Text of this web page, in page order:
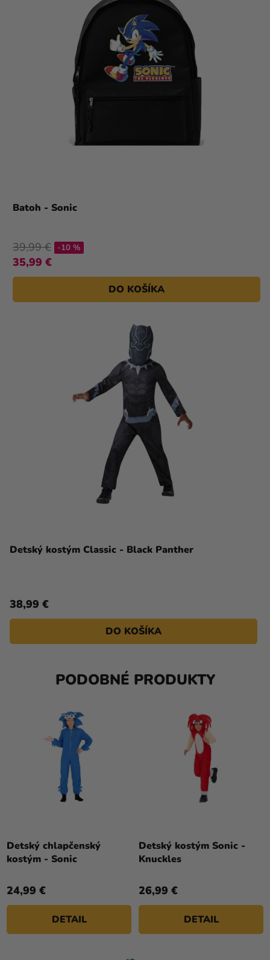
Batoh - Sonic
39,99 €
35,99 €
-10 %
DO KOŠÍKA
Detský kostým Classic - Black Panther
38,99 €
DO KOŠÍKA
PODOBNÉ PRODUKTY
Detský chlapčenský
kostým - Sonic
24,99 €
DETAIL
Detský kostým Sonic -
Knuckles
26,99 €
DETAIL